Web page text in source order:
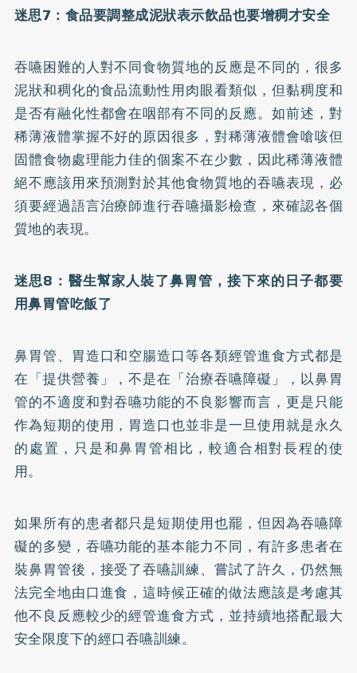
迷思7 ：食品要調整成泥狀表示飲品也要增稠才安全
吞嚥困難的人對不同食物質地的反應是不同的，很多
泥狀和稠化的食品流動性用肉眼看類似，但黏稠度和
是否有融化性都會在咽部有不同的反應。如前述，對
稀薄液體掌握不好的原因很多，對稀薄液體會嗆咳但
固體食物處理能力佳的個案不在少數，因此稀薄液體
絕不應該用來預測對於其他食物質地的吞嚥表現，必
須要經過語言治療師進行吞嚥攝影檢查，來確認各個
質地的表現。
迷思8 ：醫生幫家人裝了鼻胃管，接下來的日子都要
用鼻胃管吃飯了
鼻胃管、胃造口和空腸造口等各類經管進食方式都是
在「提供營養」，不是在「治療吞嚥障礙」，以鼻胃
管的不適度和對吞嚥功能的不良影響而言，更是只能
作為短期的使用，胃造口也並非是一旦使用就是永久
的處置，只是和鼻胃管相比，較適合相對長程的使
用。
如果所有的患者都只是短期使用也罷，但因為吞嚥障
礙的多變，吞嚥功能的基本能力不同，有許多患者在
裝鼻胃管後，接受了吞嚥訓練、嘗試了許久，仍然無
法完全地由口進食，這時候正確的做法應該是考慮其
他不良反應較少的經管進食方式，並持續地搭配最大
安全限度下的經口吞嚥訓練。